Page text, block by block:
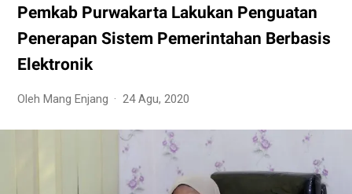
Pemkab Purwakarta Lakukan Penguatan
Penerapan Sistem Pemerintahan Berbasis
Elektronik
Oleh Mang Enjang 24 Agu, 2020